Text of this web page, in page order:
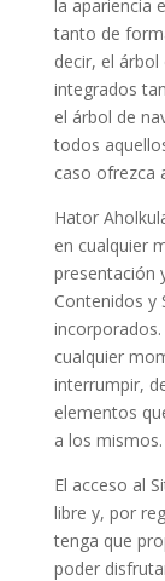
la apariencia
tanto de
decir, el
integrados
el árbol de
todos
caso ofrezca
Hator
en cualquier
presentación
Contenidos y
cualquier
interrumpir,
elementos
a los mismos.
El acceso al
libre y, por
tenga que
poder